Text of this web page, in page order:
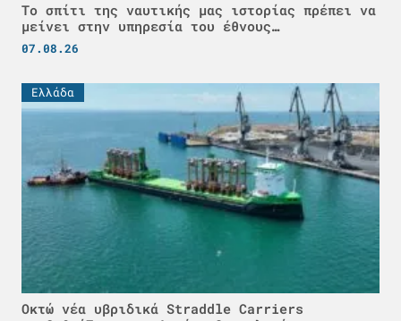
Το σπίτι της ναυτικής μας ιστορίας πρέπει να
μείνει στην υπηρεσία του έθνους…
07.08.26
Ελλάδα
Οκτώ νέα υβριδικά Straddle Carriers